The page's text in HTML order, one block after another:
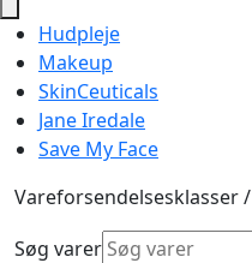
Hudpleje
Makeup
SkinCeuticals
Jane Iredale
Save My Face
Vareforsendelsesklasser /
Søg varer